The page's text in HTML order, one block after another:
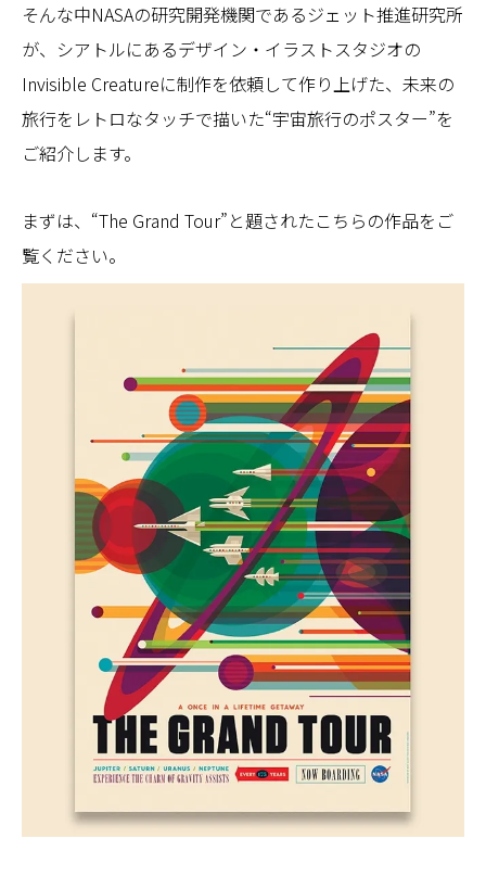
そんな中NASAの研究開発機関であるジェット推進研究所
が、シアトルにあるデザイン・イラストスタジオの
Invisible Creatureに制作を依頼して作り上げた、未来の
旅行をレトロなタッチで描いた“宇宙旅行のポスター”を
ご紹介します。
まずは、“The Grand Tour”と題されたこちらの作品をご
覧ください。